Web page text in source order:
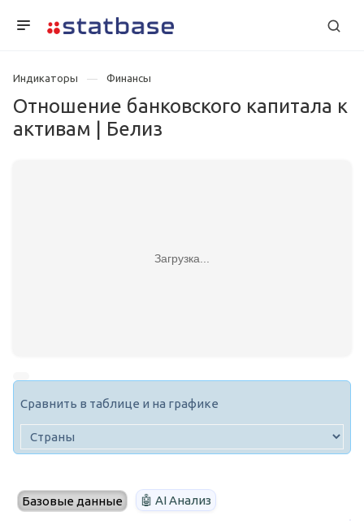
Индикаторы Финансы
Отношение банковского капитала к
активам | Белиз
Загрузка...
Сравнить в таблице и на графике
Базовые данные 🤖 AI Анализ